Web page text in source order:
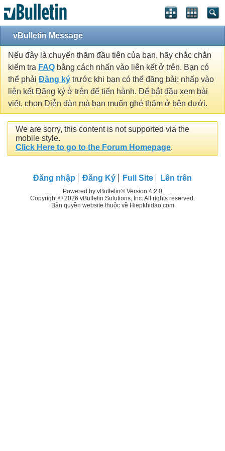
vBulletin Message
Nếu đây là chuyến thăm đầu tiên của bạn, hãy chắc chắn
kiểm tra FAQ bằng cách nhấn vào liên kết ở trên. Bạn có
thể phải Đăng ký trước khi bạn có thể đăng bài: nhấp vào
liên kết Đăng ký ở trên để tiến hành. Để bắt đầu xem bài
viết, chọn Diễn đàn mà bạn muốn ghé thăm ở bên dưới.
We are sorry, this content is not supported via the
mobile style.
Click Here to go to the Forum Homepage.
Đăng nhập Đăng Ký Full Site Lên trên
Powered by vBulletin® Version 4.2.0
Copyright © 2026 vBulletin Solutions, Inc. All rights reserved.
Bản quyền website thuộc về Hiepkhidao.com